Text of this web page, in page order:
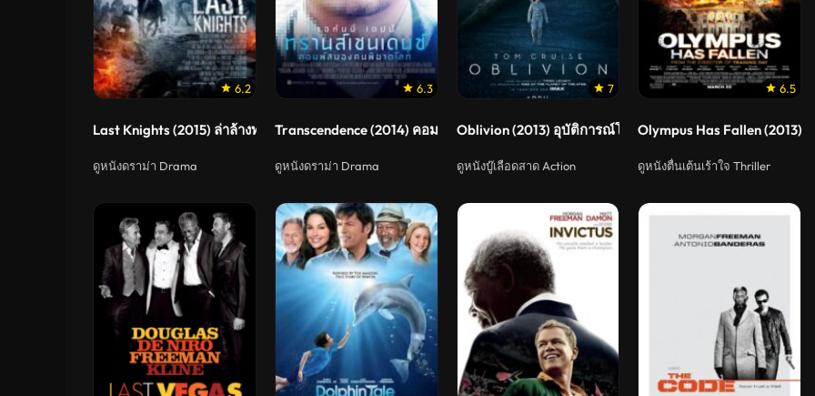
6.2
Last Knights (2015) ล่าล้างทรชน
ดูหนังดราม่า Drama
6.3
Transcendence (2014) คอมพ์สมองคน พิฆาตโลก
ดูหนังดราม่า Drama
7
Oblivion (2013) อุบัติการณ์โลกลืม
ดูหนังบู๊เลือดสาด Action
6.5
Olympus Has Fallen (2013)
ดูหนังตื่นเต้นเร้าใจ Thriller